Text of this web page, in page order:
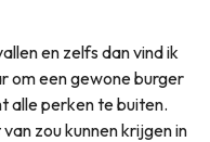
en zelfs dan vind ik
om een gewone burger
alle perken te buiten.
zou kunnen krijgen in